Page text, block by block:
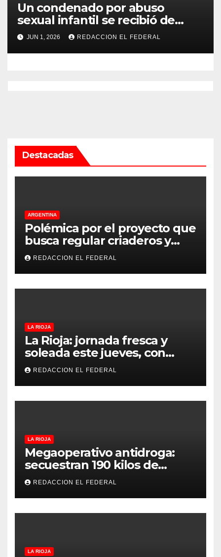
Un condenado por abuso
sexual infantil se recibió de
psicopedagogo dentro del
Servicio Penitenciario de La
Rioja
JUN 1, 2026 REDACCION EL FEDERAL
Destacadas
ARGENTINA
Polémica por el proyecto que
busca regular criaderos y
refugios de perros y gatos:
denuncian excesos, mientras
proteccionistas reclaman
controles más duros
REDACCION EL FEDERAL
LA RIOJA
La Rioja: jornada fresca y
soleada este jueves, con
temperaturas estables para
el viernes
REDACCION EL FEDERAL
LA RIOJA
Megaoperativo antidroga:
secuestran 190 kilos de
marihuana que tenían como
destino La Rioja y Catamarca
REDACCION EL FEDERAL
LA RIOJA